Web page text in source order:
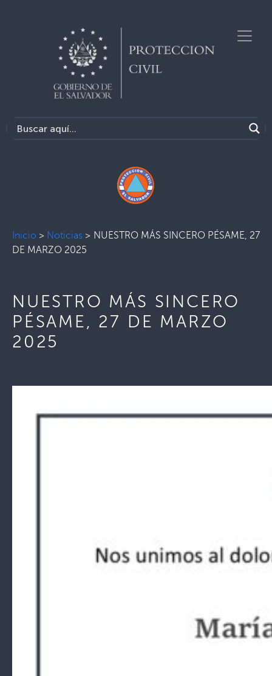
Inicio > Noticias > NUESTRO MÁS SINCERO PÉSAME, 27
DE MARZO 2025
NUESTRO MÁS SINCERO
PÉSAME, 27 DE MARZO
2025